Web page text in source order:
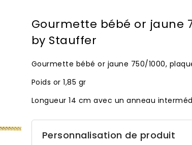
Gourmette bébé or jaune
by Stauffer
Gourmette bébé or jaune 750/1000,
Poids or 1,85 gr
Longueur 14 cm avec un anneau
Personnalisation de produit